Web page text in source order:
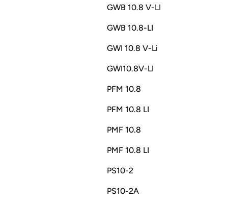
GWB 10.8 V-LI
GWB 10.8-LI
GWI 10.8 V-Li
GWI10.8V-LI
PFM 10.8
PFM 10.8 LI
PMF 10.8
PMF 10.8 LI
PS10-2
PS10-2A